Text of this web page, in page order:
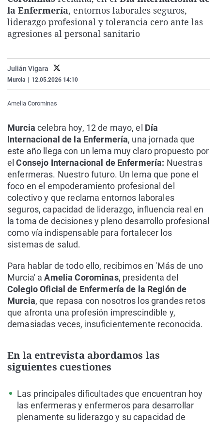
La rosa de los vientos
Gente viajera
Caso
Retornados
Operación Viuda
Extremadura
Galicia
Navarra
Virales
Televisión
la Enfermería, entornos laborales seguros,
liderazgo profesional y tolerancia cero ante las
agresiones al personal sanitario
Julián Vigara
Murcia 12.05.2026 14:10
Amelia Corominas
Murcia celebra hoy, 12 de mayo, el Día
Internacional de la Enfermería, una jornada que
este año llega con un lema muy claro propuesto por
elConsejo Internacional de Enfermería: Nuestras
enfermeras. Nuestro futuro. Un lema que pone el
foco en el empoderamiento profesional del
colectivo y que reclama entornos laborales
seguros, capacidad de liderazgo, influencia real en
la toma de decisiones y pleno desarrollo profesional
como vía indispensable para fortalecer los
sistemas de salud.
Para hablar de todo ello, recibimos en 'Más de uno
Murcia' aAmelia Corominas, presidenta del
Colegio Oficial de Enfermería de la Región de
Murcia, que repasa con nosotros los grandes retos
que afronta una profesión imprescindible y,
demasiadas veces, insuficientemente reconocida.
En la entrevista abordamos las
siguientes cuestiones
Las principales dificultades que encuentran hoy
las enfermeras y enfermeros para desarrollar
plenamente su liderazgo y su capacidad de